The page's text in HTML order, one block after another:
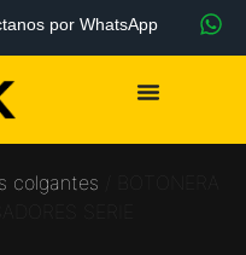
por WhatsApp
colgantes